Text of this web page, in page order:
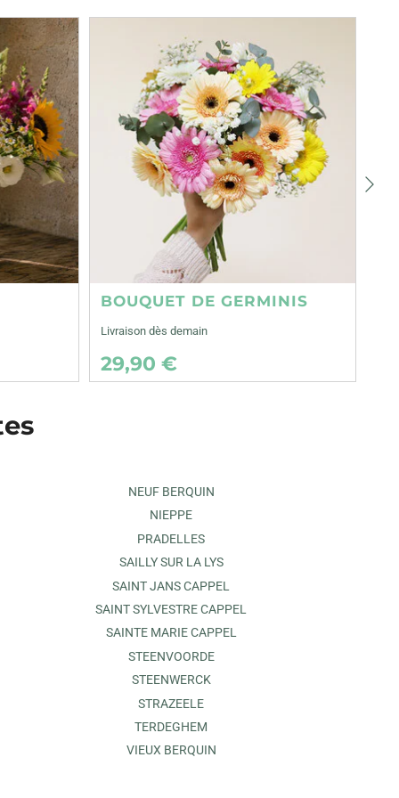
BOUQUET DE GERMINIS
Livraison dès demain
29,90 €
NEUF BERQUIN
NIEPPE
PRADELLES
SAILLY SUR LA LYS
SAINT JANS CAPPEL
SAINT SYLVESTRE CAPPEL
SAINTE MARIE CAPPEL
STEENVOORDE
STEENWERCK
STRAZEELE
TERDEGHEM
VIEUX BERQUIN